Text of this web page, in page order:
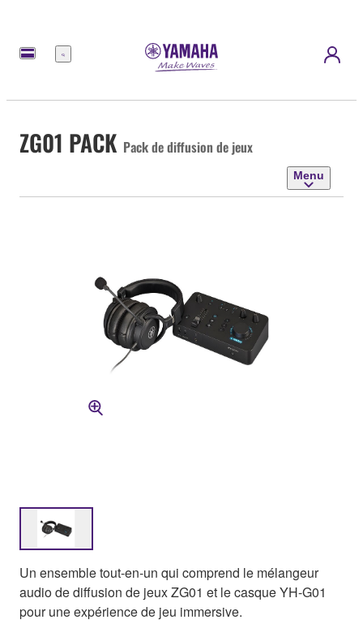
Menu
ZG01 PACK Pack de diffusion de jeux
Menu
Un ensemble tout-en-un qui comprend le mélangeur
audio de diffusion de jeux ZG01 et le casque YH-G01
pour une expérience de jeu immersive.